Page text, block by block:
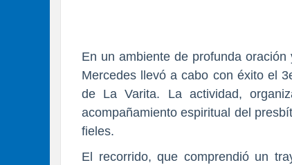
En un ambiente de profunda
Mercedes llevó a cabo con éxito el
de La Varita. La actividad,
acompañamiento espiritual del
fieles.
El recorrido, que comprendió un